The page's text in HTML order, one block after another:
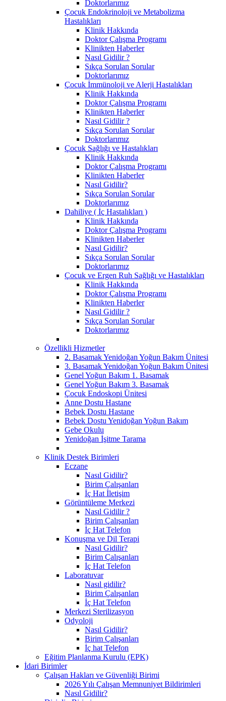
Doktorlarımız
Çocuk Endokrinoloji ve Metabolizma
Hastalıkları
Klinik Hakkında
Doktor Çalışma Programı
Klinikten Haberler
Nasıl Gidilir ?
Sıkça Sorulan Sorular
Doktorlarımız
Çocuk İmmünoloji ve Alerji Hastalıkları
Klinik Hakkında
Doktor Çalışma Programı
Klinikten Haberler
Nasıl Gidilir ?
Sıkça Sorulan Sorular
Doktorlarımız
Çocuk Sağlığı ve Hastalıkları
Klinik Hakkında
Doktor Çalışma Programı
Klinikten Haberler
Nasıl Gidilir?
Sıkça Sorulan Sorular
Doktorlarımız
Dahiliye ( İç Hastalıkları )
Klinik Hakkında
Doktor Çalışma Programı
Klinikten Haberler
Nasıl Gidilir?
Sıkça Sorulan Sorular
Doktorlarımız
Çocuk ve Ergen Ruh Sağlığı ve Hastalıkları
Klinik Hakkında
Doktor Çalışma Programı
Klinikten Haberler
Nasıl Gidilir ?
Sıkça Sorulan Sorular
Doktorlarımız
Özellikli Hizmetler
2. Basamak Yenidoğan Yoğun Bakım Ünitesi
3. Basamak Yenidoğan Yoğun Bakım Ünitesi
Genel Yoğun Bakım 1. Basamak
Genel Yoğun Bakım 3. Basamak
Çocuk Endoskopi Ünitesi
Anne Dostu Hastane
Bebek Dostu Hastane
Bebek Dostu Yenidoğan Yoğun Bakım
Gebe Okulu
Yenidoğan İşitme Tarama
Klinik Destek Birimleri
Eczane
Nasıl Gidilir?
Birim Çalışanları
İç Hat İletişim
Görüntüleme Merkezi
Nasıl Gidilir ?
Birim Çalışanları
İç Hat Telefon
Konuşma ve Dil Terapi
Nasıl Gidilir?
Birim Çalışanları
İç Hat Telefon
Laboratuvar
Nasıl gidilir?
Birim Çalışanları
İç Hat Telefon
Merkezi Sterilizasyon
Odyoloji
Nasıl Gidilir?
Birim Çalışanları
İç hat Telefon
Eğitim Planlanma Kurulu (EPK)
İdari Birimler
Çalışan Hakları ve Güvenliği Birimi
2026 Yılı Çalışan Memnuniyet Bildirimleri
Nasıl Gidilir?